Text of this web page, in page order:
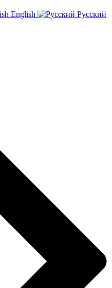
English Русский